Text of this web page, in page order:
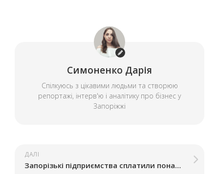
Симоненко Дарія
Спілкуюсь з цікавими людьми та створюю
репортажі, інтерв'ю і аналітику про бізнес у
Запоріжжі
ДАЛІ
Запорізькі підприємства сплатили понад мільярд гривень податку на прибуток